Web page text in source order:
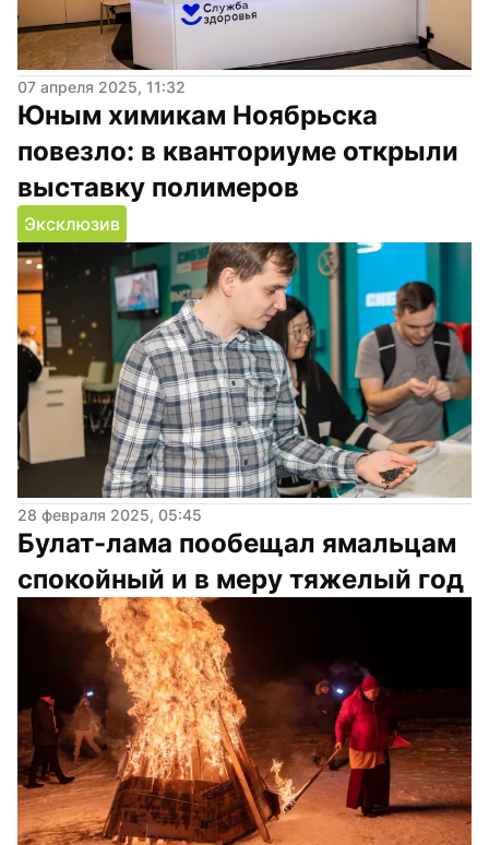
07 апреля 2025, 11:32
Юным химикам Ноябрьска
повезло: в кванториуме открыли
выставку полимеров
Эксклюзив
28 февраля 2025, 05:45
Булат-лама пообещал ямальцам
спокойный и в меру тяжелый год